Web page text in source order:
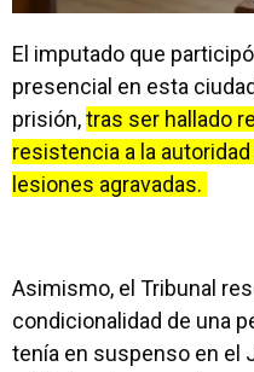
El imputado que
presencial en esta
prisión,tras ser hallado
resistencia a la
lesiones agravadas.
Asimismo, el Tribunal
condicionalidad de una
tenía en suspenso en el